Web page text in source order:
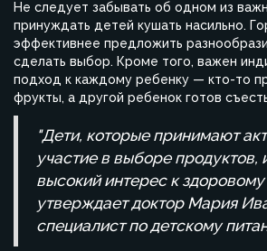
Не следует забывать об одном из
принуждать детей кушать насильно.
эффективнее предложить
сделать выбор. Кроме того, важен
подход к каждому ребенку — кто-то
фрукты, а другой ребенок готов
"Дети, которые принимают
участие в выборе продуктов,
высокий интерес к
утверждает доктор Мария
специалист по детскому